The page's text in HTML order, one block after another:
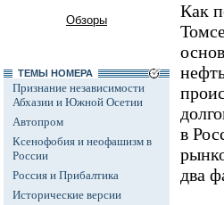
Обзоры
ТЕМЫ НОМЕРА
Признание независимости
Абхазии и Южной Осетии
Автопром
Ксенофобия и неофашизм в
России
Россия и Прибалтика
Исторические версии
Как
в
два